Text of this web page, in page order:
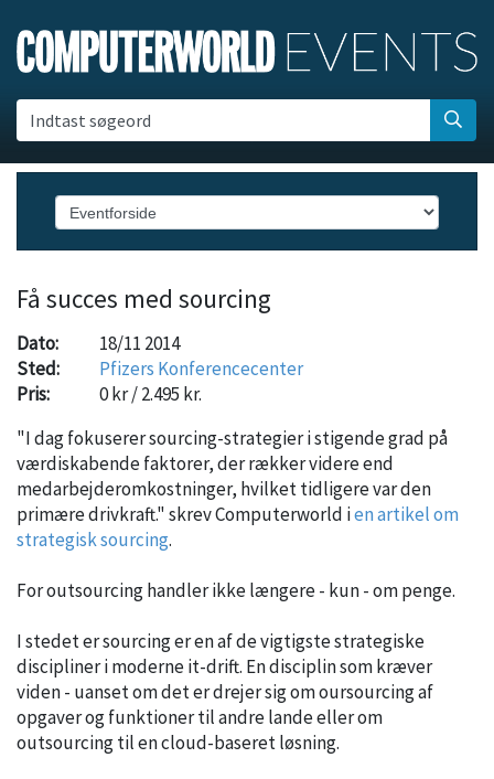
Indtast søgeord
Få succes med sourcing
Dato:
18/11 2014
Sted:
Pfizers Konferencecenter
Pris:
0 kr / 2.495 kr.
"I dag fokuserer sourcing-strategier i stigende grad på
værdiskabende faktorer, der rækker videre end
medarbejderomkostninger, hvilket tidligere var den
primære drivkraft." skrev Computerworld ien artikel om
strategisk sourcing.
For outsourcing handler ikke længere - kun - om penge.
I stedet er sourcing er en af de vigtigste strategiske
discipliner i moderne it-drift. En disciplin som kræver
viden - uanset om det er drejer sig om oursourcing af
opgaver og funktioner til andre lande eller om
outsourcing til en cloud-baseret løsning.